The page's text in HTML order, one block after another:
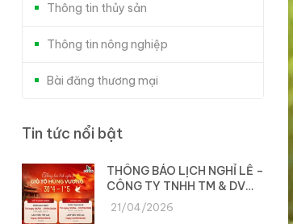
Thông tin thủy sản
Thông tin nông nghiệp
Bài đăng thương mại
Tin tức nổi bật
THÔNG BÁO LỊCH NGHỈ LỄ –
CÔNG TY TNHH TM & DV
DYLAN
21/04/2026